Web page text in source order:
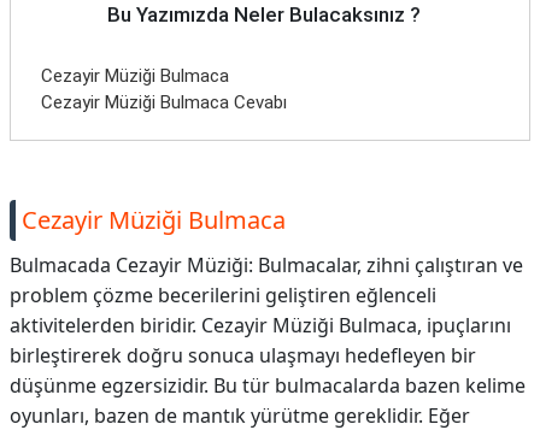
Bu Yazımızda Neler Bulacaksınız ?
Cezayir Müziği Bulmaca
Cezayir Müziği Bulmaca Cevabı
Cezayir Müziği Bulmaca
Bulmacada Cezayir Müziği: Bulmacalar, zihni çalıştıran ve
problem çözme becerilerini geliştiren eğlenceli
aktivitelerden biridir. Cezayir Müziği Bulmaca, ipuçlarını
birleştirerek doğru sonuca ulaşmayı hedefleyen bir
düşünme egzersizidir. Bu tür bulmacalarda bazen kelime
oyunları, bazen de mantık yürütme gereklidir. Eğer